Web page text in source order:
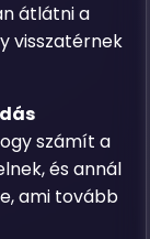
átlátni a
visszatérnek
számít a
és annál
ami tovább